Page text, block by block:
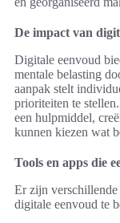
De impact van
Digitale eenvoud
mentale belasting
aanpak stelt
prioriteiten te
een hulpmiddel,
kunnen kiezen wat
Tools en apps die
Er zijn verschillende
digitale eenvoud te